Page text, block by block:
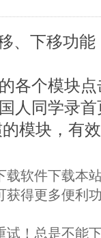
、下移功能
个模块点
人同学录
模块，有
软件下载本
得更多便利
！总是不能